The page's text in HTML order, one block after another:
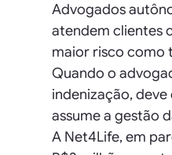
Advogados
atendem clientes
maior risco como
Quando o
indenização,
assume a gestão
A Net4Life, em